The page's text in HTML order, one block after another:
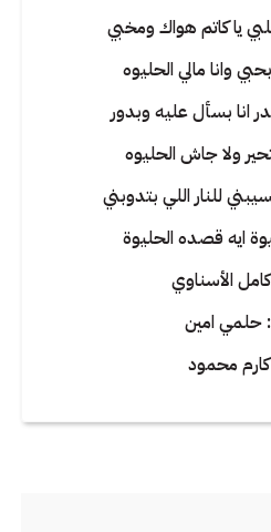
يا كاتم هواك ومخبي
وانا مالي الحليوه
انا بسأل عليه وبدور
ولا جاش الحليوه
للنار اللي بتدوبني
ايه قصده الحليوة
الأسناوي
حلمي امين
محمود